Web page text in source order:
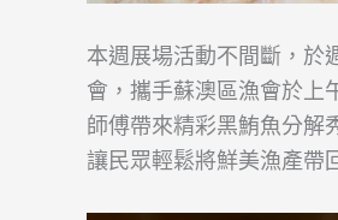
本週展場活動不間斷，於
會，攜手蘇澳區漁會於上
師傅帶來精彩黑鮪魚分解
讓民眾輕鬆將鮮美漁產帶